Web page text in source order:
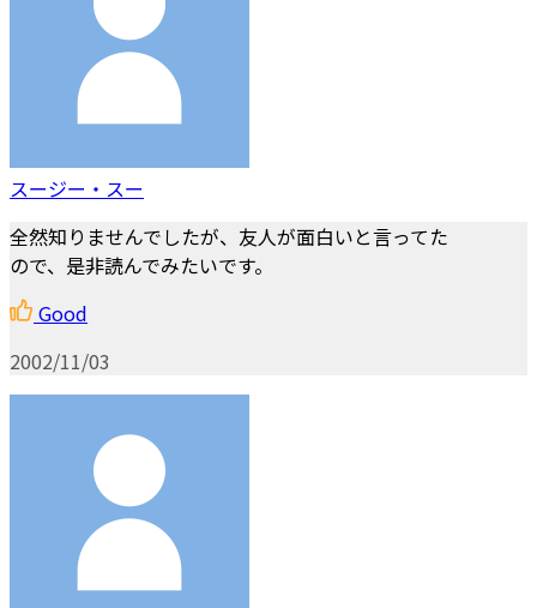
スージー・スー
全然知りませんでしたが、友人が面白いと言ってた
ので、是非読んでみたいです。
Good
2002/11/03